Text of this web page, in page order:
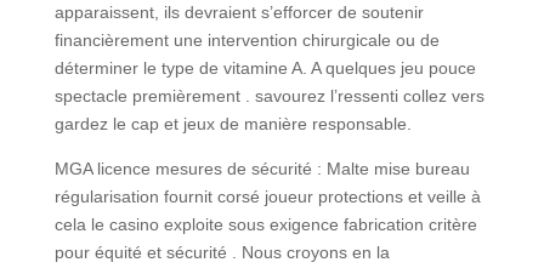
apparaissent, ils devraient s’efforcer de soutenir
financièrement une intervention chirurgicale ou de
déterminer le type de vitamine A. A quelques jeu pouce
spectacle premièrement . savourez l’ressenti collez vers
gardez le cap et jeux de manière responsable.
MGA licence mesures de sécurité : Malte mise bureau
régularisation fournit corsé joueur protections et veille à
cela le casino exploite sous exigence fabrication critère
pour équité et sécurité . Nous croyons en la